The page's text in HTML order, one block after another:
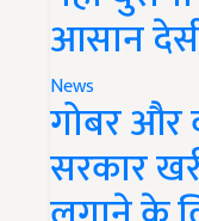
आसान
News
गोबर और
सरकार